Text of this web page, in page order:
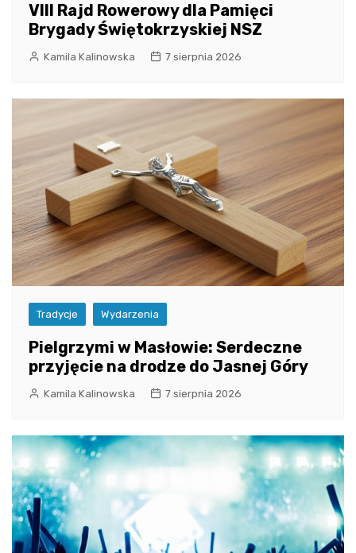
VIII Rajd Rowerowy dla Pamięci
Brygady Świętokrzyskiej NSZ
Kamila Kalinowska 7 sierpnia 2026
Tradycje Wydarzenia
Pielgrzymi w Masłowie: Serdeczne
przyjęcie na drodze do Jasnej Góry
Kamila Kalinowska 7 sierpnia 2026